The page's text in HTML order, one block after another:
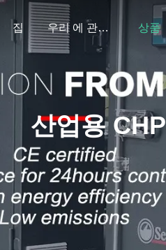
집 우리 에 관한 것 상품
산업용 CHP